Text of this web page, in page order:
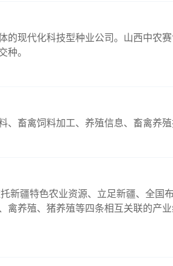
的现代化科技型种业公司。山西中农
种。
、畜禽饲料加工、养殖信息、畜禽养殖
新疆特色农业资源、立足新疆、全国
禽养殖、猪养殖等四条相互关联的产